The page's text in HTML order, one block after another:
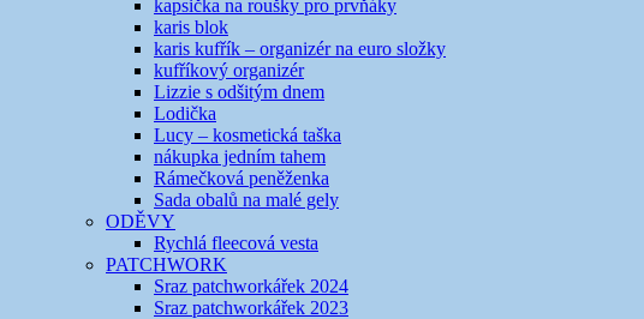
kapsička na roušky pro prvňáky
karis blok
karis kufřík – organizér na euro složky
kufříkový organizér
Lizzie s odšitým dnem
Lodička
Lucy – kosmetická taška
nákupka jedním tahem
Rámečková peněženka
Sada obalů na malé gely
ODĚVY
Rychlá fleecová vesta
PATCHWORK
Sraz patchworkářek 2024
Sraz patchworkářek 2023